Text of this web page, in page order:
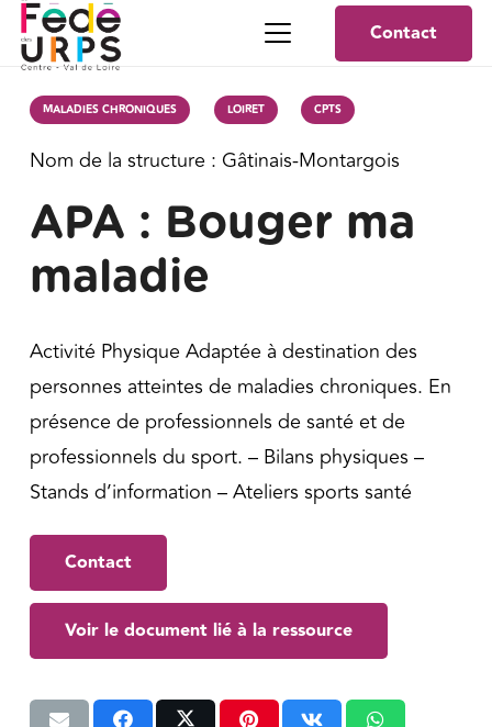
Contact
MALADIES CHRONIQUES LOIRET CPTS
Nom de la structure : Gâtinais-Montargois
APA : Bouger ma
maladie
Activité Physique Adaptée à destination des
personnes atteintes de maladies chroniques. En
présence de professionnels de santé et de
professionnels du sport. – Bilans physiques –
Stands d’information – Ateliers sports santé
Contact
Voir le document lié à la ressource